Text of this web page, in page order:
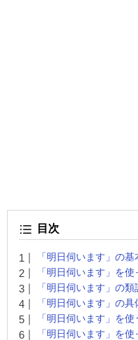
目次
「明日伺います」の
「明日伺います」を
「明日伺います」の類
「明日伺います」の
「明日伺います」を
「明日伺います」を